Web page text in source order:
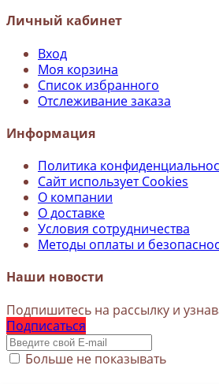
Личный кабинет
Вход
Моя корзина
Список избранного
Отслеживание заказа
Информация
Политика
Сайт использует Cookies
О компании
О доставке
Условия сотрудничества
Методы оплаты и
Наши новости
Подпишитесь на рассылку и
Подписаться
Больше не показывать